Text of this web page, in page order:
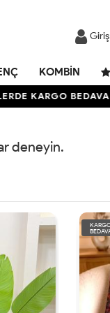
KOMBIN
KARGO BEDAVA
deneyin.